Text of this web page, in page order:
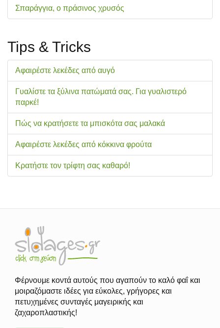
Σπαράγγια, ο πράσινος χρυσός
Tips & Tricks
Αφαιρέστε λεκέδες από αυγό
Γυαλίστε τα ξύλινα πατώματά σας. Για γυαλιστερό
παρκέ!
Πώς να κρατήσετε τα μπισκότα σας μαλακά
Αφαιρέστε λεκέδες από κόκκινα φρούτα
Κρατήστε τον τρίφτη σας καθαρό!
Φέρνουμε κοντά αυτούς που αγαπούν το καλό φαΐ και
μοιραζόμαστε ιδέες για εύκολες, γρήγορες και
πετυχημένες συνταγές μαγειρικής και
ζαχαροπλαστικής!